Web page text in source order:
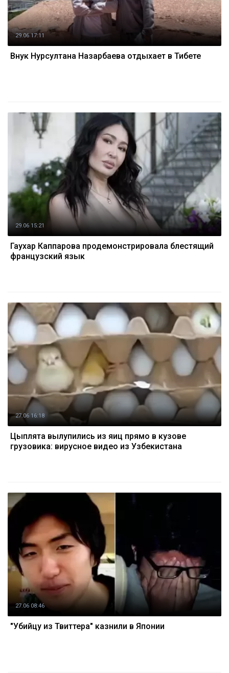
29.06 17:11
Внук Нурсултана Назарбаева отдыхает в Тибете
29.06 15:21
Гаухар Каппарова продемонстрировала блестящий
французский язык
27.06 16:18
Цыплята вылупились из яиц прямо в кузове
грузовика: вирусное видео из Узбекистана
27.06 08:46
"Убийцу из Твиттера" казнили в Японии